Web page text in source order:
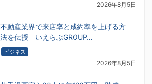
2026年8月5日
不動産業界で来店率と成約率を上げる方
法を伝授 いえらぶGROUP…
ビジネス
2026年8月5日